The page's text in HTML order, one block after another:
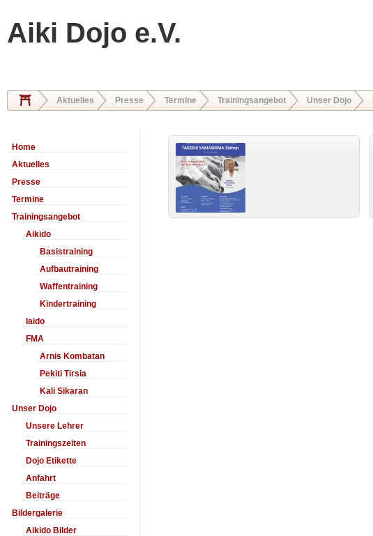
Aiki Dojo e.V.
Aktuelles Presse Termine Trainingsangebot Unser Dojo
Home
Aktuelles
Presse
Termine
Trainingsangebot
Aikido
Basistraining
Aufbautraining
Waffentraining
Kindertraining
Iaido
FMA
Arnis Kombatan
Pekiti Tirsia
Kali Sikaran
Unser Dojo
Unsere Lehrer
Trainingszeiten
Dojo Etikette
Anfahrt
Beiträge
Bildergalerie
Aikido Bilder